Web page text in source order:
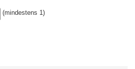
(mindestens 1)